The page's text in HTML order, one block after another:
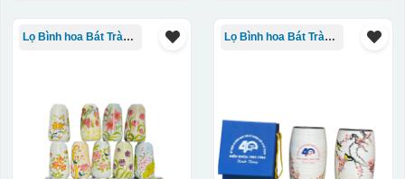
Lọ Bình hoa Bát Tràng in logo Lọ Bình hoa Bát Tràng in logo